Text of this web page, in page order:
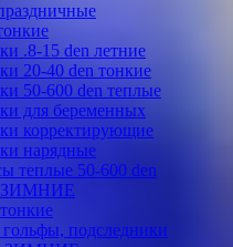
.8-15 den летние
20-40 den тонкие
50-600 den теплые
для беременных
корректирующие
нарядные
теплые 50-600 den
ЗИМНИЕ
подследники